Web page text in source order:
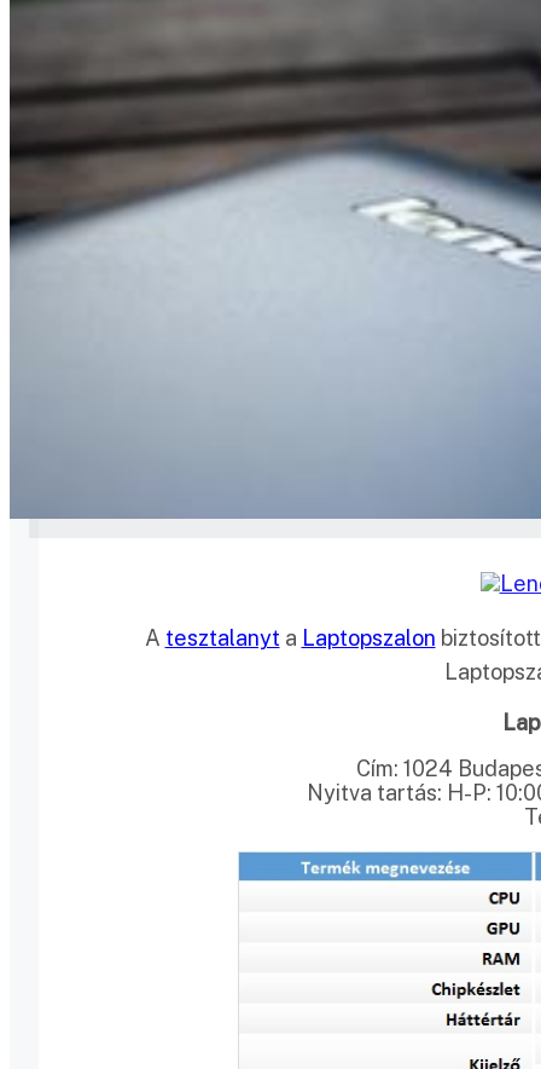
A tesztalanyt a Laptopszalon
Cím: 1024
Nyitva tartás: H-P: